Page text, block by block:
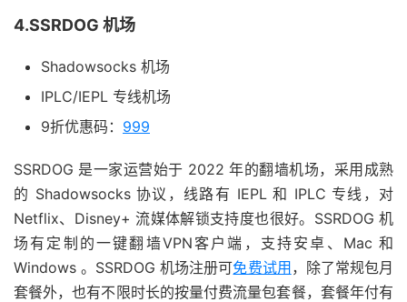
4.SSRDOG 机场
Shadowsocks 机场
IPLC/IEPL 专线机场
9折优惠码： 999
SSRDOG 是一家运营始于 2022 年的翻墙机场，采用成熟
的 Shadowsocks 协议，线路有 IEPL 和 IPLC 专线，对
Netflix、Disney+ 流媒体解锁支持度也很好。SSRDOG 机
场有定制的一键翻墙VPN客户端，支持安卓、Mac 和
Windows 。SSRDOG 机场注册可免费试用，除了常规包月
套餐外，也有不限时长的按量付费流量包套餐，套餐年付有